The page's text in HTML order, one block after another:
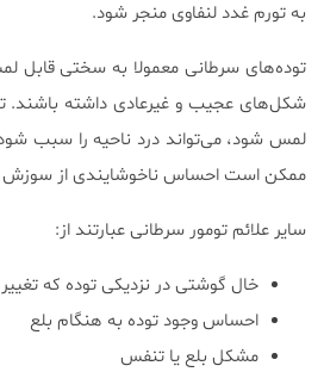
به تورم غدد لنفاوی منجر شود.
توده‌های سرطانی معمولا به سختی
شکل‌های عجیب و غیرعادی داشته باشند.
لمس شود، می‌تواند درد ناحیه را سبب شود.
ممکن است احساس ناخوشایندی از سوزش
سایر علائم تومور سرطانی عبارتند از:
خال گوشتی در نزدیکی توده که
احساس وجود توده به هنگام بلع
مشکل بلع یا تنفس